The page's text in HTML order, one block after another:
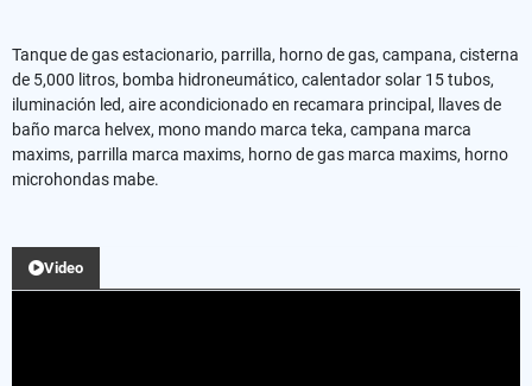
Tanque de gas estacionario, parrilla, horno de gas, campana, cisterna
de 5,000 litros, bomba hidroneumático, calentador solar 15 tubos,
iluminación led, aire acondicionado en recamara principal, llaves de
baño marca helvex, mono mando marca teka, campana marca
maxims, parrilla marca maxims, horno de gas marca maxims, horno
microhondas mabe.
Video